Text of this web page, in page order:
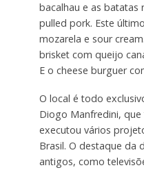
bacalhau e as batatas
pulled pork. Este
mozarela e sour
brisket com queijo
E o cheese burguer
O local é todo
Diogo Manfredini,
executou vários
Brasil. O destaque da
antigos, como